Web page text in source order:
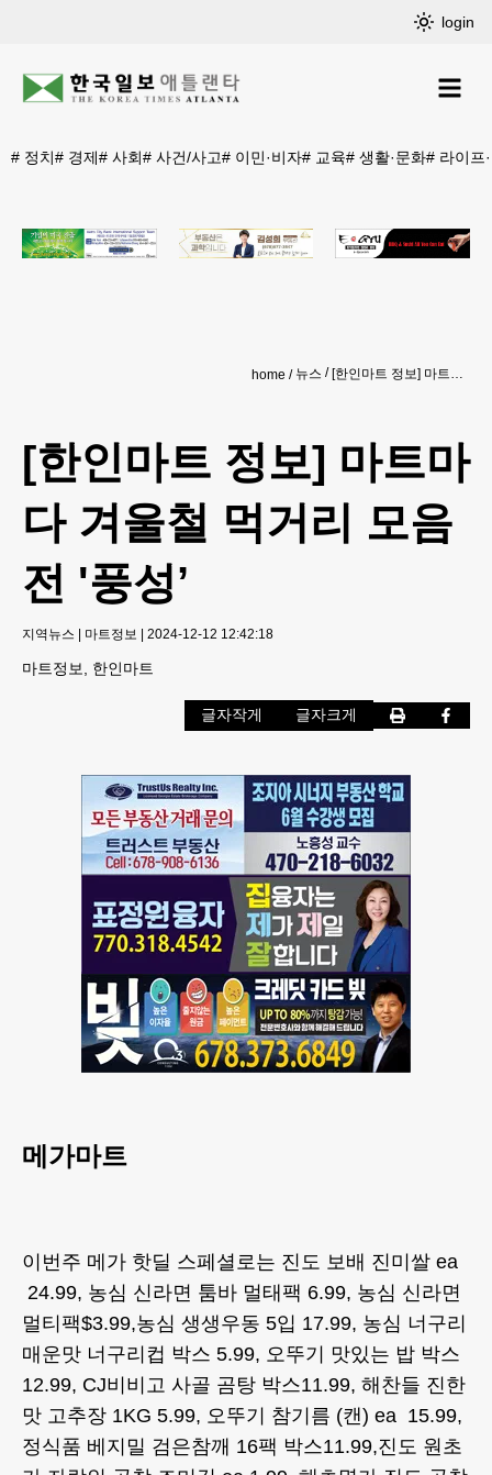
login
# 정치# 경제# 사회# 사건/사고# 이민·비자# 교육# 생활·문화# 라이프
home 뉴스 [한인마트 정보] 마트마다 겨울철 먹거리 모음전 '풍성’
[한인마트 정보] 마트마
다 겨울철 먹거리 모음
전 '풍성’
지역뉴스 | 마트정보 | 2024-12-12 12:42:18
마트정보, 한인마트
글자작게 글자크게
메가마트
이번주 메가 핫딜 스페셜로는 진도 보배 진미쌀 ea
24.99, 농심 신라면 툼바 멀태팩 6.99, 농심 신라면
멀티팩$3.99,농심 생생우동 5입 17.99, 농심 너구리
매운맛 너구리컵 박스 5.99, 오뚜기 맛있는 밥 박스
12.99, CJ비비고 사골 곰탕 박스11.99, 해찬들 진한
맛 고추장 1KG 5.99, 오뚜기 참기름 (캔) ea 15.99,
정식품 베지밀 검은참깨 16팩 박스11.99,진도 원초